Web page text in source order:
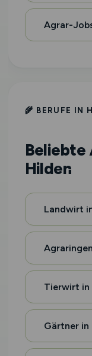
Agrar-
🌾 BERUFE IN
Beliebte
Hilden
Landwirt
Tierwirt in
Gärtner in